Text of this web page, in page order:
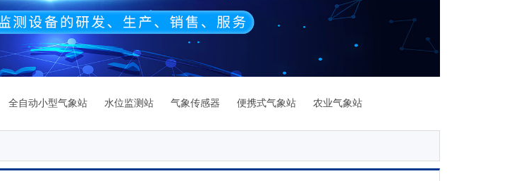
全自动小型气象站 水位监测站 气象传感器 便携式气象站 农业气象站